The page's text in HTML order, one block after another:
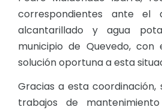
correspondientes ante el
alcantarillado y agua
municipio de Quevedo,
solución oportuna a esta
Gracias a esta
trabajos de